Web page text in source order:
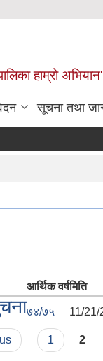
हाम्रो
सूचना तथा
आर्थिक वर्षमिति
७४/७५ 11/21/
1 2